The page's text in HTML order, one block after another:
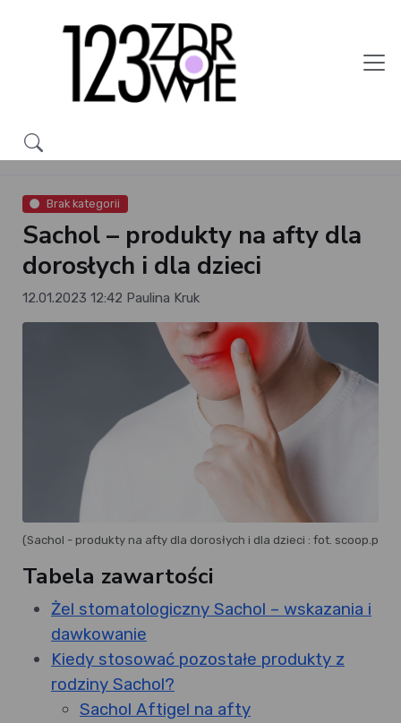
Brak kategorii
Sachol – produkty na afty dla
dorosłych i dla dzieci
12.01.2023 12:42 Paulina Kruk
(Sachol - produkty na afty dla dorosłych i dla dzieci : fot. scoop.pl)
Tabela zawartości
Żel stomatologiczny Sachol – wskazania i
dawkowanie
Kiedy stosować pozostałe produkty z
rodziny Sachol?
Sachol Aftigel na afty